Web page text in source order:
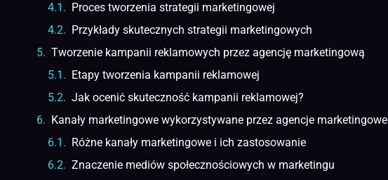
Proces tworzenia strategii marketingowej
Przykłady skutecznych strategii marketingowych
Tworzenie kampanii reklamowych przez agencję marketingową
Etapy tworzenia kampanii reklamowej
Jak ocenić skuteczność kampanii reklamowej?
Kanały marketingowe wykorzystywane przez agencje marketingowe
Różne kanały marketingowe i ich zastosowanie
Znaczenie mediów społecznościowych w marketingu